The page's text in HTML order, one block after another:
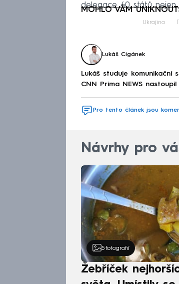
delegace 40 států nejen
MOHLO VÁM
Ukrajina
Lukáš Cigánek
Lukáš studuje
CNN Prima NEWS
Pro tento článek jsou
Návrhy pro
5 fotografií
Žebříček